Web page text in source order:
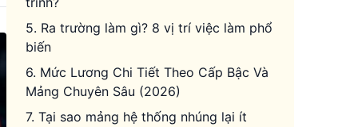
5. Ra trường làm gì? 8 vị trí việc làm phổ
biến
6. Mức Lương Chi Tiết Theo Cấp Bậc Và
Mảng Chuyên Sâu (2026)
7. Tại sao mảng hệ thống nhúng lại ít